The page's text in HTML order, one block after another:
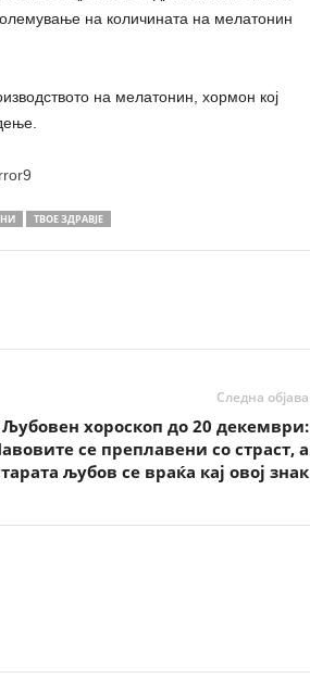
на количината на мелатонин
на мелатонин, хормон кој
ТВОЕ ЗДРАВЈЕ
Следна објава
Љубовен хороскоп до 20 декември:
се преплавени со страст, а
љубов се враќа кај овој знак